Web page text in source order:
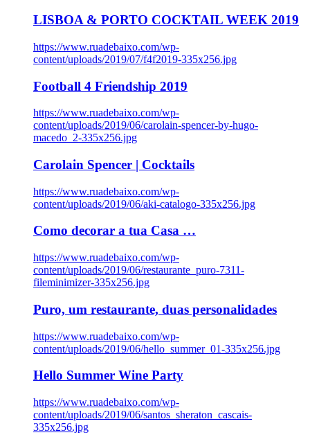
LISBOA & PORTO COCKTAIL WEEK 2019
https://www.ruadebaixo.com/wp-
content/uploads/2019/07/f4f2019-335x256.jpg
Football 4 Friendship 2019
https://www.ruadebaixo.com/wp-
content/uploads/2019/06/carolain-spencer-by-hugo-
macedo_2-335x256.jpg
Carolain Spencer | Cocktails
https://www.ruadebaixo.com/wp-
content/uploads/2019/06/aki-catalogo-335x256.jpg
Como decorar a tua Casa …
https://www.ruadebaixo.com/wp-
content/uploads/2019/06/restaurante_puro-7311-
fileminimizer-335x256.jpg
Puro, um restaurante, duas personalidades
https://www.ruadebaixo.com/wp-
content/uploads/2019/06/hello_summer_01-335x256.jpg
Hello Summer Wine Party
https://www.ruadebaixo.com/wp-
content/uploads/2019/06/santos_sheraton_cascais-
335x256.jpg